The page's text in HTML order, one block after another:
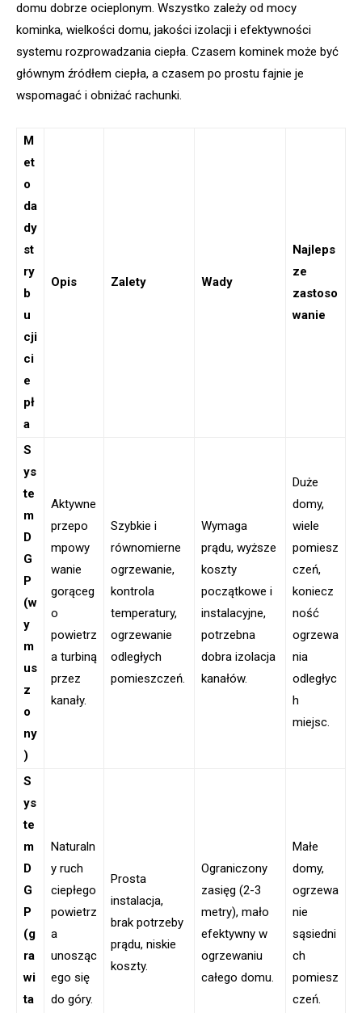
domu dobrze ocieplonym. Wszystko zależy od mocy
kominka, wielkości domu, jakości izolacji i efektywności
systemu rozprowadzania ciepła. Czasem kominek może być
głównym źródłem ciepła, a czasem po prostu fajnie je
wspomagać i obniżać rachunki.
M
et
o
da
dy
st
ry
b
u
cji
ci
e
pł
a
Opis Zalety Wady
Najleps
ze
zastoso
wanie
S
ys
te
m
D
G
P
(w
y
m
us
z
o
ny
)
Aktywne
przepo
mpowy
wanie
gorąceg
o
powietrz
a turbiną
przez
kanały.
Szybkie i
równomierne
ogrzewanie,
kontrola
temperatury,
ogrzewanie
odległych
pomieszczeń.
Wymaga
prądu, wyższe
koszty
początkowe i
instalacyjne,
potrzebna
dobra izolacja
kanałów.
Duże
domy,
wiele
pomiesz
czeń,
koniecz
ność
ogrzewa
nia
odległyc
h
miejsc.
S
ys
te
m
D
G
P
(g
ra
wi
ta
Naturaln
y ruch
ciepłego
powietrz
a
unosząc
ego się
do góry.
Prosta
instalacja,
brak potrzeby
prądu, niskie
koszty.
Ograniczony
zasięg (2-3
metry), mało
efektywny w
ogrzewaniu
całego domu.
Małe
domy,
ogrzewa
nie
sąsiedni
ch
pomiesz
czeń.